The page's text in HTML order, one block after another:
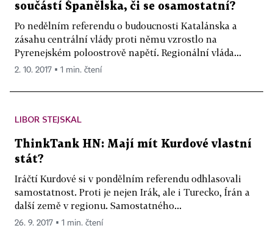
součástí Španělska, či se osamostatní?
Po nedělním referendu o budoucnosti Katalánska a
zásahu centrální vlády proti němu vzrostlo na
Pyrenejském poloostrově napětí. Regionální vláda...
2. 10. 2017 ▪ 1 min. čtení
LIBOR STEJSKAL
ThinkTank HN: Mají mít Kurdové vlastní
stát?
Iráčtí Kurdové si v pondělním referendu odhlasovali
samostatnost. Proti je nejen Irák, ale i Turecko, Írán a
další země v regionu. Samostatného...
26. 9. 2017 ▪ 1 min. čtení